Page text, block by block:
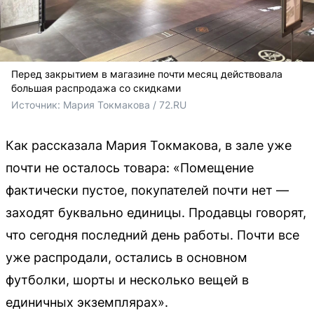
Перед закрытием в магазине почти месяц действовала
большая распродажа со скидками
Источник: Мария Токмакова / 72.RU
Как рассказала Мария Токмакова, в зале уже
почти не осталось товара: «Помещение
фактически пустое, покупателей почти нет —
заходят буквально единицы. Продавцы говорят,
что сегодня последний день работы. Почти все
уже распродали, остались в основном
футболки, шорты и несколько вещей в
единичных экземплярах».